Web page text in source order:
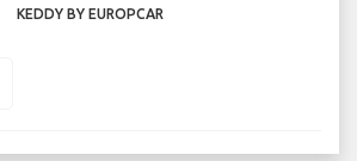
KEDDY BY EUROPCAR